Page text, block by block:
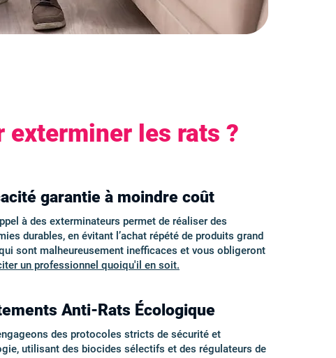
les rats ?
garantie à moindre coût
à des exterminateurs permet de réaliser des
durables, en évitant l’achat répété de produits grand
sont malheureusement inefficaces et vous obligeront
un professionnel quoiqu'il en soit.
Anti-Rats Écologique
des protocoles stricts de sécurité et
utilisant des biocides sélectifs et des régulateurs de